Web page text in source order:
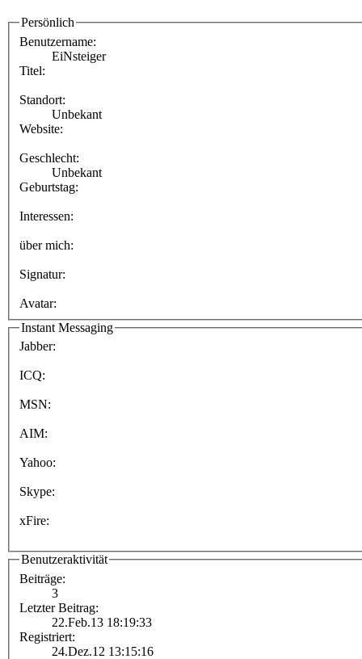
Persönlich
Benutzername:
EiNsteiger
Titel:
Standort:
Unbekant
Website:
Geschlecht:
Unbekant
Geburtstag:
Interessen:
über mich:
Signatur:
Avatar:
Instant Messaging
Jabber:
ICQ:
MSN:
AIM:
Yahoo:
Skype:
xFire:
Benutzeraktivität
Beiträge:
3
Letzter Beitrag:
22.Feb.13 18:19:33
Registriert:
24.Dez.12 13:15:16